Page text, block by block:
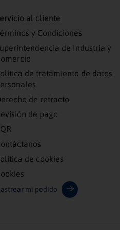
al cliente
y Condiciones
de Industria y
de tratamiento de datos
de retracto
de pago
de cookies
mi pedido